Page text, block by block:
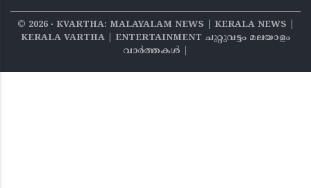
© 2026‧ KVARTHA: MALAYALAM NEWS | KERALA NEWS |
KERALA VARTHA | ENTERTAINMENT ചുറ്റുവട്ടം മലയാളം
വാര്‍ത്തകൾ |